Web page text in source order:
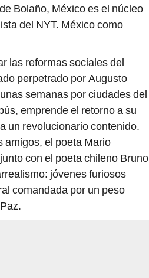
Bolaño, México es el núcleo
del NYT. México como
las reformas sociales del
perpetrado por Augusto
semanas por ciudades del
emprende el retorno a su
un revolucionario contenido.
amigos, el poeta Mario
con el poeta chileno Bruno
jóvenes furiosos
comandada por un peso